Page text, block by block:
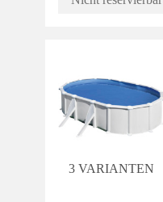
3 VARIANTEN